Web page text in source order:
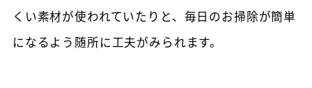
くい素材が使われていたりと、毎日のお掃除が簡単
になるよう随所に工夫がみられます。